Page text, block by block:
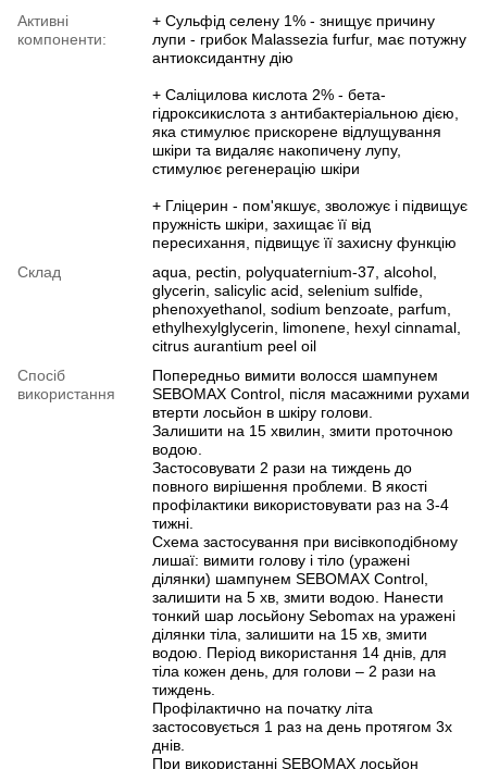
Активні
компоненти:
+ Сульфід селену 1% - знищує причину
лупи - грибок Malassezia furfur, має потужну
антиоксидантну дію
+ Саліцилова кислота 2% - бета-
гідроксикислота з антибактеріальною дією,
яка стимулює прискорене відлущування
шкіри та видаляє накопичену лупу,
стимулює регенерацію шкіри
+ Гліцерин - пом'якшує, зволожує і підвищує
пружність шкіри, захищає її від
пересихання, підвищує її захисну функцію
Склад
aqua, pectin, polyquaternium-37, alcohol,
glycerin, salicylic acid, selenium sulfide,
phenoxyethanol, sodium benzoate, parfum,
ethylhexylglycerin, limonene, hexyl cinnamal,
citrus aurantium peel oil
Спосіб
використання
Попередньо вимити волосся шампунем
SEBOMAX Control, після масажними рухами
втерти лосьйон в шкіру голови.
Залишити на 15 хвилин, змити проточною
водою.
Застосовувати 2 рази на тиждень до
повного вирішення проблеми. В якості
профілактики використовувати раз на 3-4
тижні.
Схема застосування при висівкоподібному
лишаї: вимити голову і тіло (уражені
ділянки) шампунем SEBOMAX Control,
залишити на 5 хв, змити водою. Нанести
тонкий шар лосьйону Sebomax на уражені
ділянки тіла, залишити на 15 хв, змити
водою. Період використання 14 днів, для
тіла кожен день, для голови – 2 рази на
тиждень.
Профілактично на початку літа
застосовується 1 раз на день протягом 3х
днів.
При використанні SEBOMAX лосьйон